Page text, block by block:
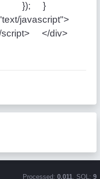
}); }
javascript">
script> </div>
Processed: 0.011, SQL: 9